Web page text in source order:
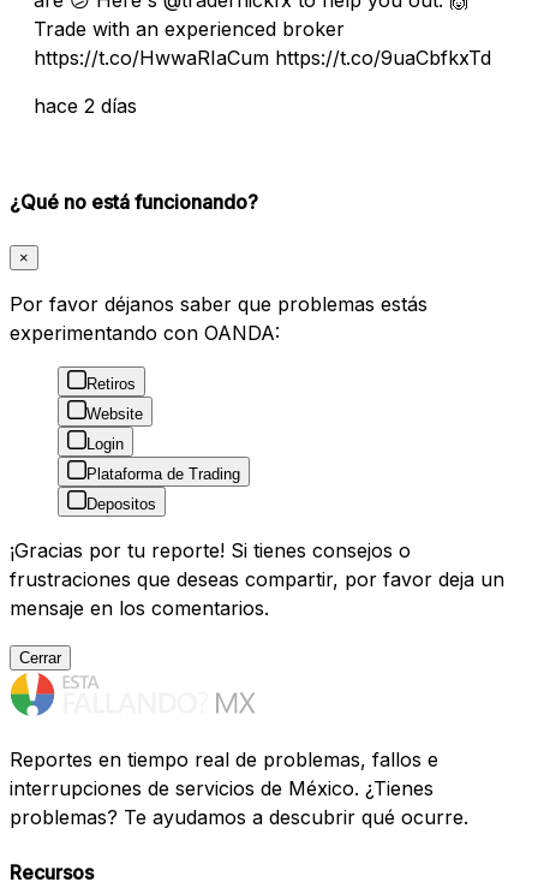
Trade with an experienced broker
https://t.co/HwwaRIaCum https://t.co/9uaCbfkxTd
hace 2 días
¿Qué no está funcionando?
×
Por favor déjanos saber que problemas estás
experimentando con OANDA:
Retiros
Website
Login
Plataforma de Trading
Depositos
¡Gracias por tu reporte! Si tienes consejos o
frustraciones que deseas compartir, por favor deja un
mensaje en los comentarios.
Cerrar
Reportes en tiempo real de problemas, fallos e
interrupciones de servicios de México. ¿Tienes
problemas? Te ayudamos a descubrir qué ocurre.
Recursos